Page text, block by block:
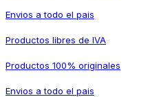
Envios a todo el pais
Productos libres de IVA
Productos 100% originales
Envios a todo el pais